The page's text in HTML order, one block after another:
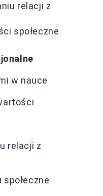
relacji z
społeczne
w nauce
relacji z